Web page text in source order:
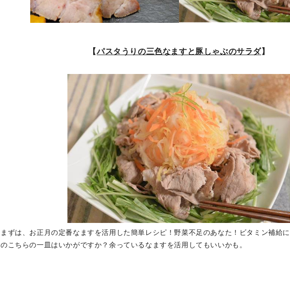
【パスタうりの三色なますと豚しゃぶのサラダ】
まずは、お正月の定番なますを活用した簡単レシピ！野菜不足のあなた！ビタミン補給
のこちらの一皿はいかがですか？余っているなますを活用してもいいかも。